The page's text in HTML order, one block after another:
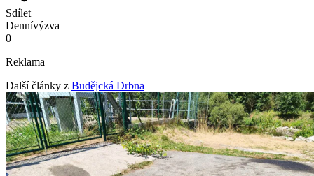
Sdílet
Dennívýzva
0
Reklama
Další články z Budějcká Drbna